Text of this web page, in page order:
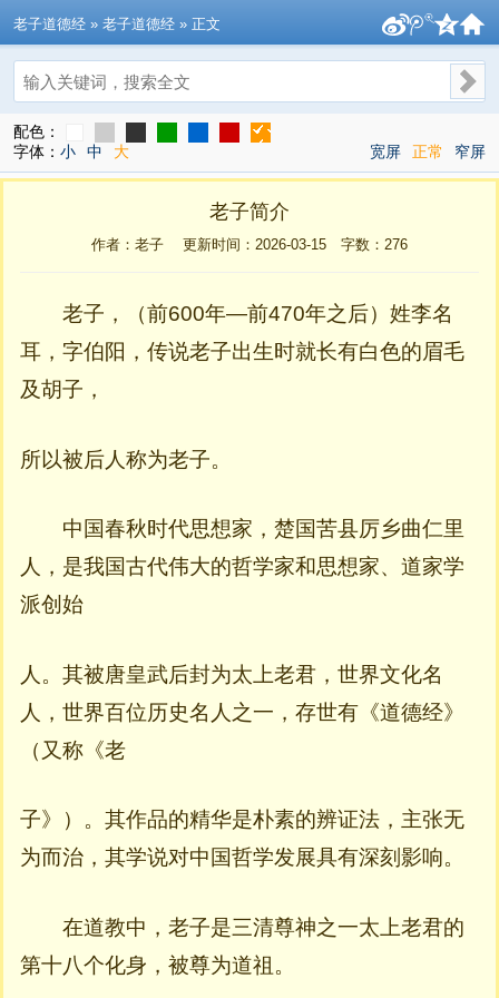
老子道德经 » 老子道德经 » 正文
搜索
配色：
字体： 小 中 大 宽屏 正常 窄屏
老子简介
作者：老子 更新时间：2026-03-15 字数： 276
老子，（前600年—前470年之后）姓李名
耳，字伯阳，传说老子出生时就长有白色的眉毛
及胡子，
所以被后人称为老子。
中国春秋时代思想家，楚国苦县厉乡曲仁里
人，是我国古代伟大的哲学家和思想家、道家学
派创始
人。其被唐皇武后封为太上老君，世界文化名
人，世界百位历史名人之一，存世有《道德经》
（又称《老
子》）。其作品的精华是朴素的辨证法，主张无
为而治，其学说对中国哲学发展具有深刻影响。
在道教中，老子是三清尊神之一太上老君的
第十八个化身，被尊为道祖。